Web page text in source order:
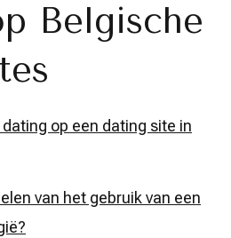
Belgische
op een dating site in
van het gebruik van een